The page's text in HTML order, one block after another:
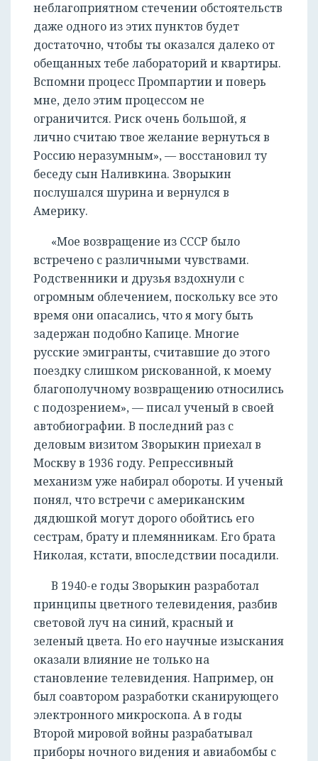
неблагоприятном стечении обстоятельств
даже одного из этих пунктов будет
достаточно, чтобы ты оказался далеко от
обещанных тебе лабораторий и квартиры.
Вспомни процесс Промпартии и поверь
мне, дело этим процессом не
ограничится. Риск очень большой, я
лично считаю твое желание вернуться в
Россию неразумным», — восстановил ту
беседу сын Наливкина. Зворыкин
послушался шурина и вернулся в
Америку.
«Мое возвращение из СССР было
встречено с различными чувствами.
Родственники и друзья вздохнули с
огромным облечением, поскольку все это
время они опасались, что я могу быть
задержан подобно Капице. Многие
русские эмигранты, считавшие до этого
поездку слишком рискованной, к моему
благополучному возвращению относились
с подозрением», — писал ученый в своей
автобиографии. В последний раз с
деловым визитом Зворыкин приехал в
Москву в 1936 году. Репрессивный
механизм уже набирал обороты. И ученый
понял, что встречи с американским
дядюшкой могут дорого обойтись его
сестрам, брату и племянникам. Его брата
Николая, кстати, впоследствии посадили.
В 1940-е годы Зворыкин разработал
принципы цветного телевидения, разбив
световой луч на синий, красный и
зеленый цвета. Но его научные изыскания
оказали влияние не только на
становление телевидения. Например, он
был соавтором разработки сканирующего
электронного микроскопа. А в годы
Второй мировой войны разрабатывал
приборы ночного видения и авиабомбы с